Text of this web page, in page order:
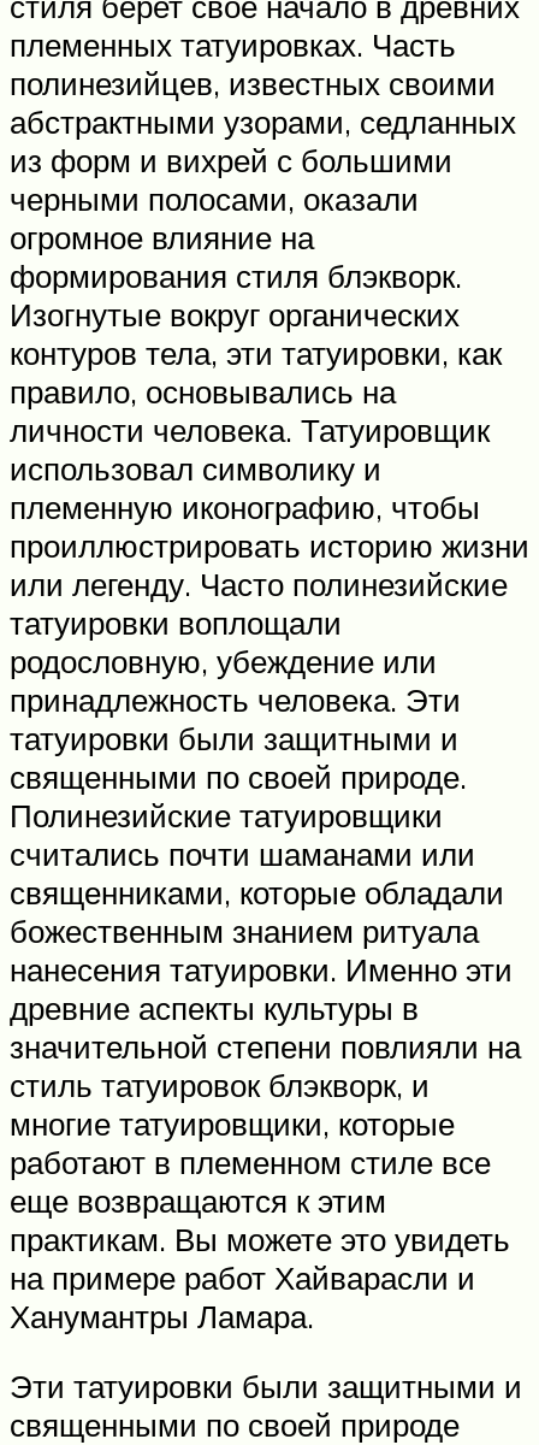
племенных татуировках. Часть
полинезийцев, известных своими
абстрактными узорами, седланных
из форм и вихрей с большими
черными полосами, оказали
огромное влияние на
формирования стиля блэкворк.
Изогнутые вокруг органических
контуров тела, эти татуировки, как
правило, основывались на
личности человека. Татуировщик
использовал символику и
племенную иконографию, чтобы
проиллюстрировать историю жизни
или легенду. Часто полинезийские
татуировки воплощали
родословную, убеждение или
принадлежность человека. Эти
татуировки были защитными и
священными по своей природе.
Полинезийские татуировщики
считались почти шаманами или
священниками, которые обладали
божественным знанием ритуала
нанесения татуировки. Именно эти
древние аспекты культуры в
значительной степени повлияли на
стиль татуировок блэкворк, и
многие татуировщики, которые
работают в племенном стиле все
еще возвращаются к этим
практикам. Вы можете это увидеть
на примере работ Хайварасли и
Ханумантры Ламара.
Эти татуировки были защитными и
священными по своей природе